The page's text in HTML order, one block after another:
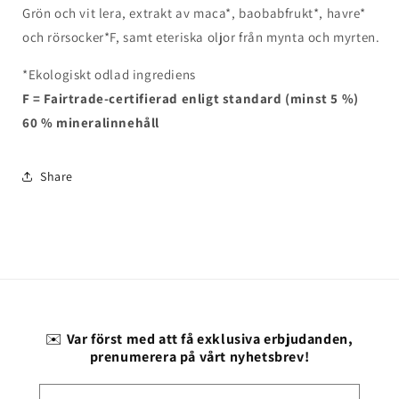
Grön och vit lera, extrakt av maca*, baobabfrukt*, havre*
och rörsocker*F, samt eteriska oljor från mynta och myrten.
*Ekologiskt odlad ingrediens
F = Fairtrade-certifierad enligt standard (minst 5 %)
60 % mineralinnehåll
Share
✉️ Var först med att få exklusiva erbjudanden,
prenumerera på vårt nyhetsbrev!